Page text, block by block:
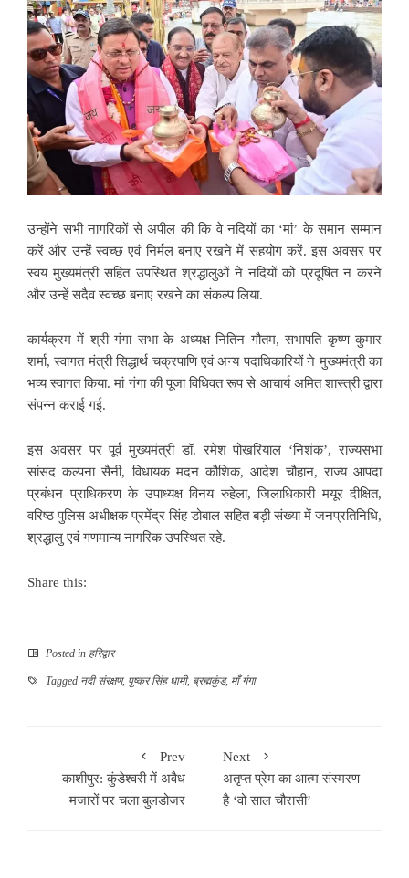
उन्होंने सभी नागरिकों से अपील की कि वे नदियों का ‘मां’ के समान सम्मान
करें और उन्हें स्वच्छ एवं निर्मल बनाए रखने में सहयोग करें. इस अवसर पर
स्वयं मुख्यमंत्री सहित उपस्थित श्रद्धालुओं ने नदियों को प्रदूषित न करने
और उन्हें सदैव स्वच्छ बनाए रखने का संकल्प लिया.
कार्यक्रम में श्री गंगा सभा के अध्यक्ष नितिन गौतम, सभापति कृष्ण कुमार
शर्मा, स्वागत मंत्री सिद्धार्थ चक्रपाणि एवं अन्य पदाधिकारियों ने मुख्यमंत्री का
भव्य स्वागत किया. मां गंगा की पूजा विधिवत रूप से आचार्य अमित शास्त्री द्वारा
संपन्न कराई गई.
इस अवसर पर पूर्व मुख्यमंत्री डॉ. रमेश पोखरियाल ‘निशंक’, राज्यसभा
सांसद कल्पना सैनी, विधायक मदन कौशिक, आदेश चौहान, राज्य आपदा
प्रबंधन प्राधिकरण के उपाध्यक्ष विनय रुहेला, जिलाधिकारी मयूर दीक्षित,
वरिष्ठ पुलिस अधीक्षक प्रमेंद्र सिंह डोबाल सहित बड़ी संख्या में जनप्रतिनिधि,
श्रद्धालु एवं गणमान्य नागरिक उपस्थित रहे.
Share this:
Posted in हरिद्वार
Tagged नदी संरक्षण, पुष्कर सिंह धामी, ब्रह्मकुंड, माँ गंगा
Prev
काशीपुर: कुंडेश्वरी में अवैध
मजारों पर चला बुलडोजर
Next
अतृप्त प्रेम का आत्म संस्मरण
है ‘वो साल चौरासी’